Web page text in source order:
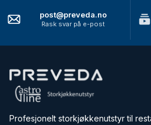
post@preveda.no
Rask svar på e-post
Profesjonelt storkjøkkenutstyr til